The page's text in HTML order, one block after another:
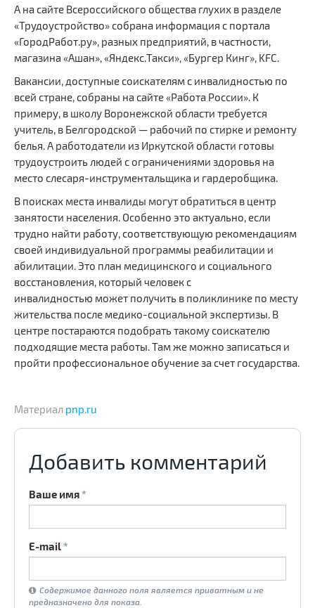
А на сайте Всероссийского общества глухих в разделе
«Трудоустройство» собрана информация с портала
«ГородРабот.ру», разных предприятий, в частности,
магазина «Ашан», «Яндекс.Такси», «Бургер Кинг», KFC.
Вакансии, доступные соискателям с инвалидностью по
всей стране, собраны на сайте «Работа России». К
примеру, в школу Воронежской области требуется
учитель, в Белгородской — рабочий по стирке и ремонту
белья. А работодатели из Иркутской области готовы
трудоустроить людей с ограничениями здоровья на
место слесаря-инструментальщика и гардеробщика.
В поисках места инвалиды могут обратиться в центр
занятости населения. Особенно это актуально, если
трудно найти работу, соответствующую рекомендациям
своей индивидуальной программы реабилитации и
абилитации. Это план медицинского и социального
восстановления, который человек с
инвалидностью может получить в поликлинике по месту
жительства после медико-социальной экспертизы. В
центре постараются подобрать такому соискателю
подходящие места работы. Там же можно записаться и
пройти профессиональное обучение за счет государства.
Материал pnp.ru
Добавить комментарий
Ваше имя*
E-mail*
Содержимое данного поля является приватным и не
предназначено для показа.